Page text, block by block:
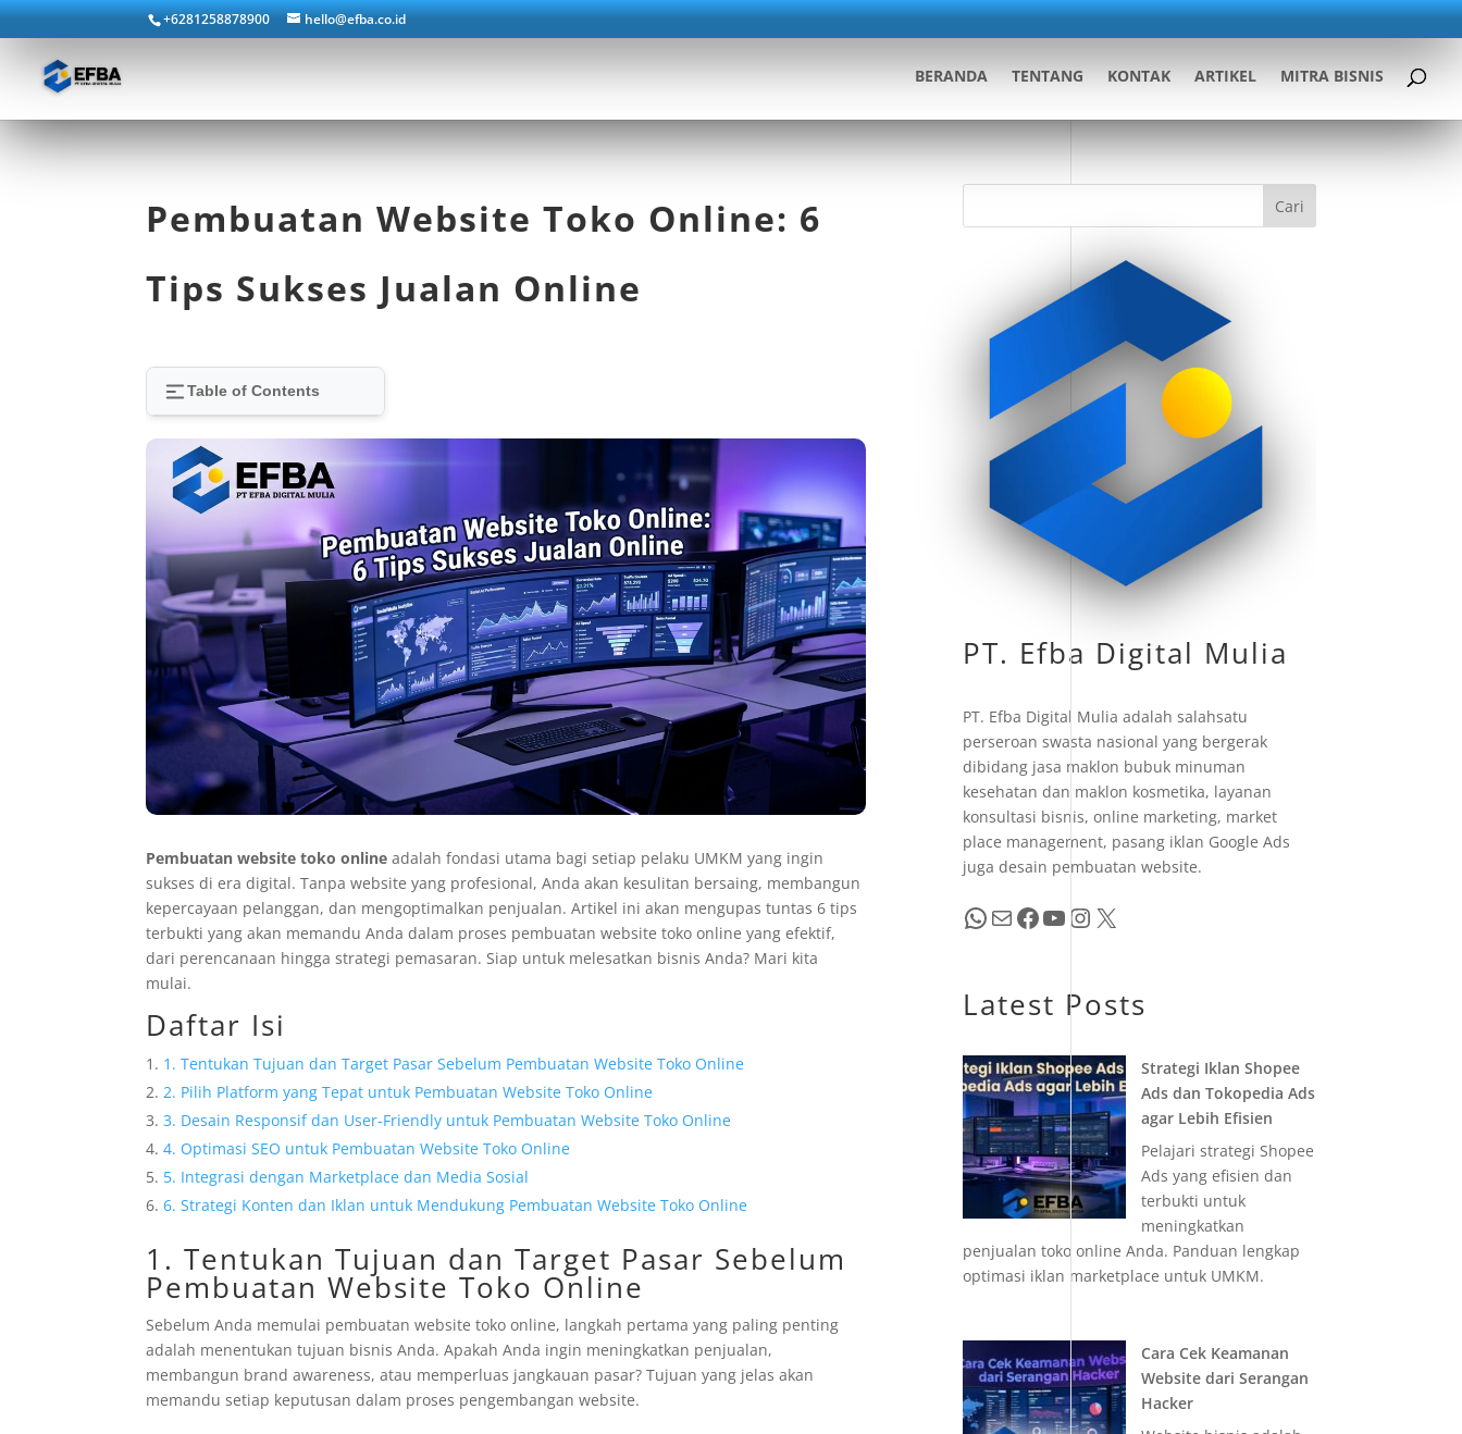
+6281258878900 hello@efba.co.id
BERANDA TENTANG KONTAK ARTIKEL MITRA BISNIS
Pembuatan Website Toko Online: 6
Tips Sukses Jualan Online
Table of Contents
Pembuatan website toko online adalah fondasi utama bagi setiap pelaku UMKM yang ingin
sukses di era digital. Tanpa website yang profesional, Anda akan kesulitan bersaing, membangun
kepercayaan pelanggan, dan mengoptimalkan penjualan. Artikel ini akan mengupas tuntas 6 tips
terbukti yang akan memandu Anda dalam proses pembuatan website toko online yang efektif,
dari perencanaan hingga strategi pemasaran. Siap untuk melesatkan bisnis Anda? Mari kita
mulai.
Daftar Isi
1. Tentukan Tujuan dan Target Pasar Sebelum Pembuatan Website Toko Online
2. Pilih Platform yang Tepat untuk Pembuatan Website Toko Online
3. Desain Responsif dan User-Friendly untuk Pembuatan Website Toko Online
4. Optimasi SEO untuk Pembuatan Website Toko Online
5. Integrasi dengan Marketplace dan Media Sosial
6. Strategi Konten dan Iklan untuk Mendukung Pembuatan Website Toko Online
1. Tentukan Tujuan dan Target Pasar Sebelum
Pembuatan Website Toko Online
Sebelum Anda memulai pembuatan website toko online, langkah pertama yang paling penting
adalah menentukan tujuan bisnis Anda. Apakah Anda ingin meningkatkan penjualan,
membangun brand awareness, atau memperluas jangkauan pasar? Tujuan yang jelas akan
memandu setiap keputusan dalam proses pengembangan website.
Cari
PT. Efba Digital Mulia
PT. Efba Digital Mulia adalah salahsatu
perseroan swasta nasional yang bergerak
dibidang jasa maklon bubuk minuman
kesehatan dan maklon kosmetika, layanan
konsultasi bisnis, online marketing, market
place management, pasang iklan Google Ads
juga desain pembuatan website.
WhatsApp Mail Facebook YouTube InstagramX
Latest Posts
Strategi Iklan Shopee
Ads dan Tokopedia Ads
agar Lebih Efisien
Pelajari strategi Shopee
Ads yang efisien dan
terbukti untuk
meningkatkan
penjualan toko online Anda. Panduan lengkap
optimasi iklan marketplace untuk UMKM.
Cara Cek Keamanan
Website dari Serangan
Hacker